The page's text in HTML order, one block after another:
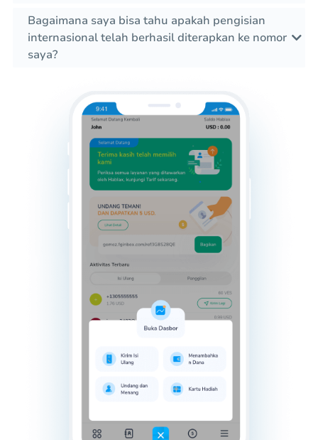
Bagaimana saya bisa tahu apakah pengisian
internasional telah berhasil diterapkan ke nomor
saya?